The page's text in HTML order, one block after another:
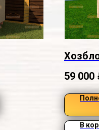
59 000
В